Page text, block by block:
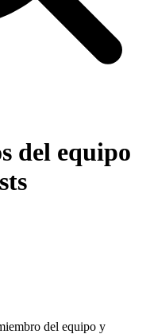
del equipo
del equipo y